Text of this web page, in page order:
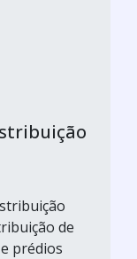
de
prédios